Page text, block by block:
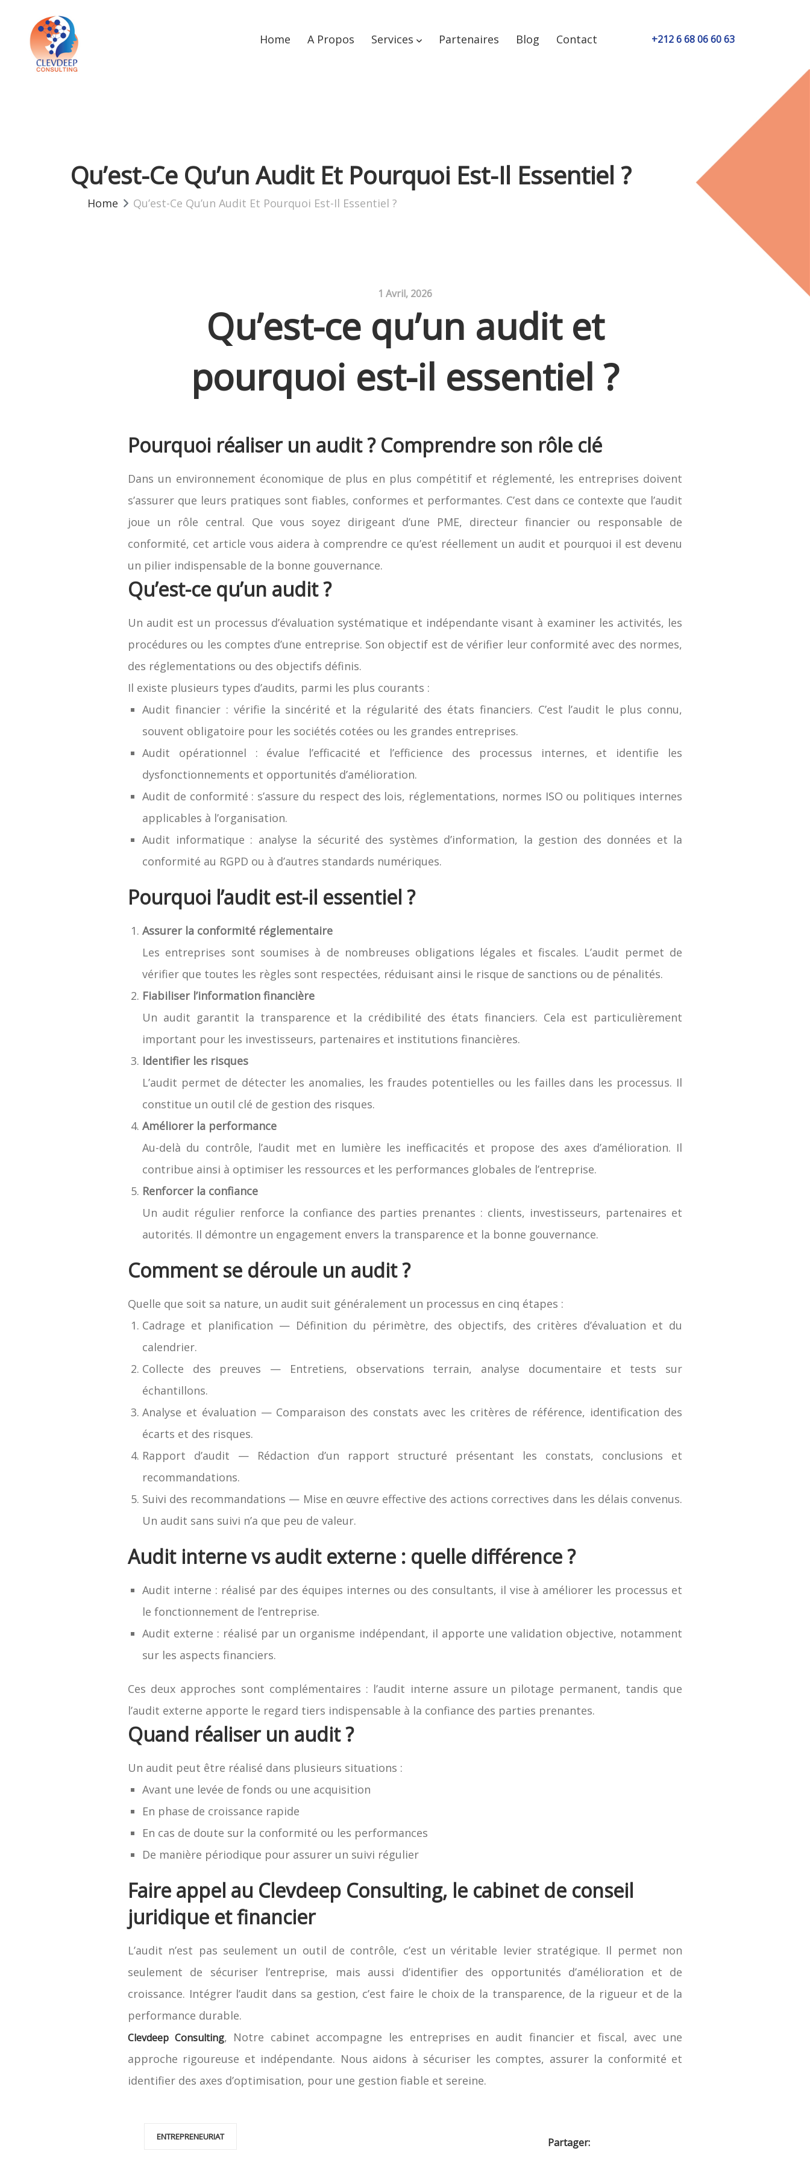
Home A Propos Services Partenaires Blog Contact +212 6 68 06 60 63
Qu’est-Ce Qu’un Audit Et Pourquoi Est-Il Essentiel ?
Home Qu’est-Ce Qu’un Audit Et Pourquoi Est-Il Essentiel ?
1 Avril, 2026
Qu’est-ce qu’un audit et
pourquoi est-il essentiel ?
Pourquoi réaliser un audit ? Comprendre son rôle clé
Dans un environnement économique de plus en plus compétitif et réglementé, les entreprises doivent
s’assurer que leurs pratiques sont fiables, conformes et performantes. C’est dans ce contexte que l’audit
joue un rôle central. Que vous soyez dirigeant d’une PME, directeur financier ou responsable de
conformité, cet article vous aidera à comprendre ce qu’est réellement un audit et pourquoi il est devenu
un pilier indispensable de la bonne gouvernance.
Qu’est-ce qu’un audit ?
Un audit est un processus d’évaluation systématique et indépendante visant à examiner les activités, les
procédures ou les comptes d’une entreprise. Son objectif est de vérifier leur conformité avec des normes,
des réglementations ou des objectifs définis.
Il existe plusieurs types d’audits, parmi les plus courants :
Audit financier : vérifie la sincérité et la régularité des états financiers. C’est l’audit le plus connu,
souvent obligatoire pour les sociétés cotées ou les grandes entreprises.
Audit opérationnel : évalue l’efficacité et l’efficience des processus internes, et identifie les
dysfonctionnements et opportunités d’amélioration.
Audit de conformité : s’assure du respect des lois, réglementations, normes ISO ou politiques internes
applicables à l’organisation.
Audit informatique : analyse la sécurité des systèmes d’information, la gestion des données et la
conformité au RGPD ou à d’autres standards numériques.
Pourquoi l’audit est-il essentiel ?
Assurer la conformité réglementaire
Les entreprises sont soumises à de nombreuses obligations légales et fiscales. L’audit permet de
vérifier que toutes les règles sont respectées, réduisant ainsi le risque de sanctions ou de pénalités.
Fiabiliser l’information financière
Un audit garantit la transparence et la crédibilité des états financiers. Cela est particulièrement
important pour les investisseurs, partenaires et institutions financières.
Identifier les risques
L’audit permet de détecter les anomalies, les fraudes potentielles ou les failles dans les processus. Il
constitue un outil clé de gestion des risques.
Améliorer la performance
Au-delà du contrôle, l’audit met en lumière les inefficacités et propose des axes d’amélioration. Il
contribue ainsi à optimiser les ressources et les performances globales de l’entreprise.
Renforcer la confiance
Un audit régulier renforce la confiance des parties prenantes : clients, investisseurs, partenaires et
autorités. Il démontre un engagement envers la transparence et la bonne gouvernance.
Comment se déroule un audit ?
Quelle que soit sa nature, un audit suit généralement un processus en cinq étapes :
Cadrage et planification — Définition du périmètre, des objectifs, des critères d’évaluation et du
calendrier.
Collecte des preuves — Entretiens, observations terrain, analyse documentaire et tests sur
échantillons.
Analyse et évaluation — Comparaison des constats avec les critères de référence, identification des
écarts et des risques.
Rapport d’audit — Rédaction d’un rapport structuré présentant les constats, conclusions et
recommandations.
Suivi des recommandations — Mise en œuvre effective des actions correctives dans les délais convenus.
Un audit sans suivi n’a que peu de valeur.
Audit interne vs audit externe : quelle différence ?
Audit interne : réalisé par des équipes internes ou des consultants, il vise à améliorer les processus et
le fonctionnement de l’entreprise.
Audit externe : réalisé par un organisme indépendant, il apporte une validation objective, notamment
sur les aspects financiers.
Ces deux approches sont complémentaires : l’audit interne assure un pilotage permanent, tandis que
l’audit externe apporte le regard tiers indispensable à la confiance des parties prenantes.
Quand réaliser un audit ?
Un audit peut être réalisé dans plusieurs situations :
Avant une levée de fonds ou une acquisition
En phase de croissance rapide
En cas de doute sur la conformité ou les performances
De manière périodique pour assurer un suivi régulier
Faire appel au Clevdeep Consulting, le cabinet de conseil
juridique et financier
L’audit n’est pas seulement un outil de contrôle, c’est un véritable levier stratégique. Il permet non
seulement de sécuriser l’entreprise, mais aussi d’identifier des opportunités d’amélioration et de
croissance. Intégrer l’audit dans sa gestion, c’est faire le choix de la transparence, de la rigueur et de la
performance durable.
Clevdeep Consulting, Notre cabinet accompagne les entreprises en audit financier et fiscal, avec une
approche rigoureuse et indépendante. Nous aidons à sécuriser les comptes, assurer la conformité et
identifier des axes d’optimisation, pour une gestion fiable et sereine.
ENTREPRENEURIAT Partager: